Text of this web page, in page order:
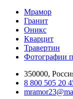
Мрамор
Гранит
Оникс
Кварцит
Травертин
Фотографии
350000,
8 800 505 20